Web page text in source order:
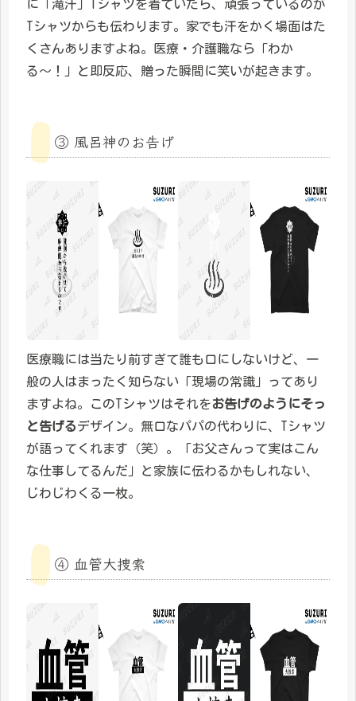
に「滝汗」Tシャツを着ていたら、頑張っているのが
Tシャツからも伝わります。家でも汗をかく場面はた
くさんありますよね。医療・介護職なら「わか
る〜！」と即反応、贈った瞬間に笑いが起きます。
③ 風呂神のお告げ
医療職には当たり前すぎて誰も口にしないけど、一
般の人はまったく知らない「現場の常識」ってあり
ますよね。このTシャツはそれをお告げのようにそっ
と告げるデザイン。無口なパパの代わりに、Tシャツ
が語ってくれます（笑）。「お父さんって実はこん
な仕事してるんだ」と家族に伝わるかもしれない、
じわじわくる一枚。
④ 血管大捜索